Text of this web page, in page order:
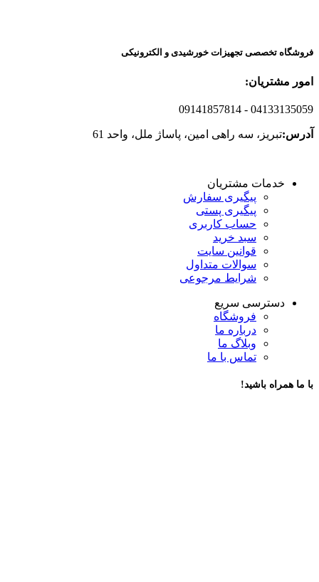
فروشگاه تخصصی تجهیزات خورشیدی و الکترونیکی
امور مشتریان:
- 04133135059
09141857814
آدرس:تبریز، سه راهی امین، پاساژ ملل، واحد 61
خدمات مشتریان
پیگیری سفارش
پیگیری پستی
حساب کاربری
سبد خرید
قوانین سایت
سوالات متداول
شرایط مرجوعی
دسترسی سریع
فروشگاه
درباره ما
وبلاگ ما
تماس با ما
با ما همراه باشید!